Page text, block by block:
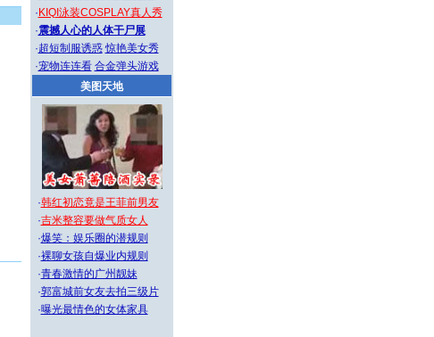
· KIQI泳装COSPLAY真人秀
·震撼人心的人体干尸展
·超短制服诱惑 惊艳美女秀
·宠物连连看 合金弹头游戏
美图天地
·韩红初恋竟是王菲前男友
·吉米整容要做气质女人
·爆笑：娱乐圈的潜规则
·裸聊女孩自爆业内规则
·青春激情的广州靓妹
·郭富城前女友去拍三级片
·曝光最情色的女体家具